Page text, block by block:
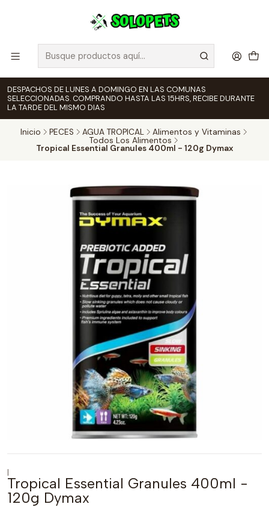
DESPACHOS DE LUNES A DOMINGO EN LAS COMUNAS
SELECCIONADAS. COMPRANDO HASTA LAS 15HRS, RECIBE DURANTE
LA TARDE DEL MISMO DIAS
Inicio PECES AGUA TROPICAL
Alimentos y Vitaminas
Todos Los Alimentos
Tropical Essential Granules 400ml - 120g Dymax
|
Tropical Essential Granules 400ml -
120g Dymax